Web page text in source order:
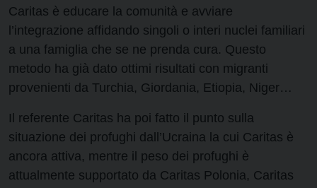
Caritas è educare la comunità e avviare
l’integrazione affidando singoli o interi nuclei familiari
a una famiglia che se ne prenda cura. Questo
metodo ha già dato ottimi risultati con migranti
provenienti da Turchia, Giordania, Etiopia, Niger…
Il referente Caritas ha poi fatto il punto sulla
situazione dei profughi dall’Ucraina la cui Caritas è
ancora attiva, mentre il peso dei profughi è
attualmente supportato da Caritas Polonia, Caritas